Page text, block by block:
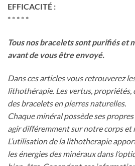
EFFICACITÉ :
* * * * *
Tous nos bracelets sont purifiés et
avant de vous être envoyé.
Dans ces articles vous retrouverez
lithothérapie. Les vertus, propriétés,
des bracelets en pierres naturelles.
Chaque minéral possède ses
agir différemment sur notre corps et
L’utilisation de la lithotherapie
les énergies des minéraux dans